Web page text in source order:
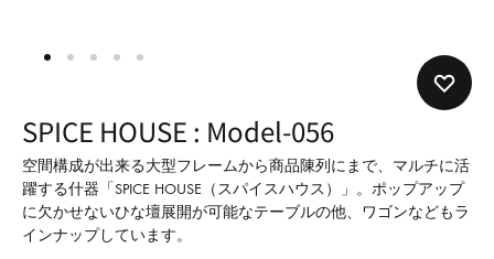
ご
紹
介
し
SPICE HOUSE : Model-056
空間構成が出来る大型フレームから商品陳列にまで、マルチに活
躍する什器「SPICE HOUSE（スパイスハウス）」。ポップアップ
に欠かせないひな壇展開が可能なテーブルの他、ワゴンなどもラ
インナップしています。